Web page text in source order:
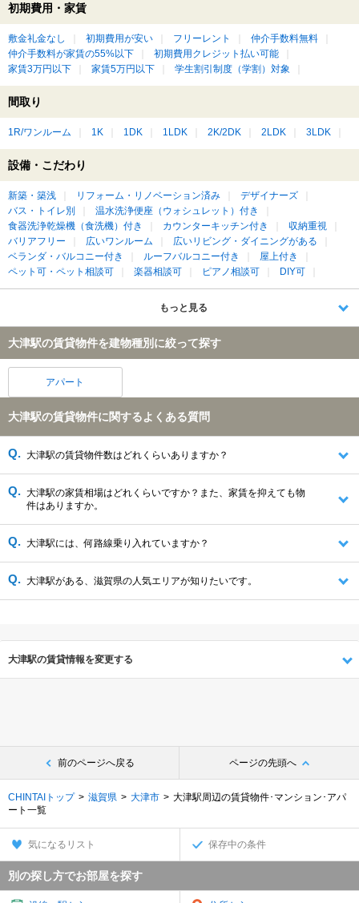
初期費用・家賃
敷金礼金なし 初期費用が安い フリーレント
仲介手数料無料
仲介手数料が家賃の55%以下
初期費用クレジット払い可能
家賃3万円以下
家賃5万円以下 学生割引制度（学割）対象
間取り
1R/ワンルーム 1K 1DK 1LDK 2K/2DK 2LDK 3LDK
設備・こだわり
新築・築浅 リフォーム・リノベーション済み
デザイナーズ
バス・トイレ別
温水洗浄便座（ウォシュレット）付き
食器洗浄乾燥機（食洗機）付き
カウンターキッチン付き
収納重視
バリアフリー
広いワンルーム
広いリビング・ダイニングがある
ベランダ・バルコニー付き
ルーフバルコニー付き
屋上付き
ペット可・ペット相談可
楽器相談可 ピアノ相談可 DIY可
もっと見る
大津駅の賃貸物件を建物種別に絞って探す
アパート
大津駅の賃貸物件に関するよくある質問
大津駅の賃貸物件数はどれくらいありますか？
大津駅の家賃相場はどれくらいですか？また、家賃を抑えても物
件はありますか。
大津駅には、何路線乗り入れていますか？
大津駅がある、滋賀県の人気エリアが知りたいです。
大津駅の賃貸情報を変更する
前のページへ戻る ページの先頭へ
CHINTAIトップ 滋賀県 大津市
大津駅周辺の賃貸物件･マンション･アパ
ート一覧
気になるリスト 保存中の条件
別の探し方でお部屋を探す